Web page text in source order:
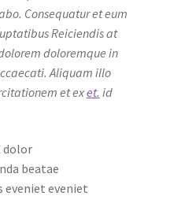
Consequatur et eum
Reiciendis at
doloremque in
Aliquam illo
et exet. id
dolor
beatae
eveniet eveniet